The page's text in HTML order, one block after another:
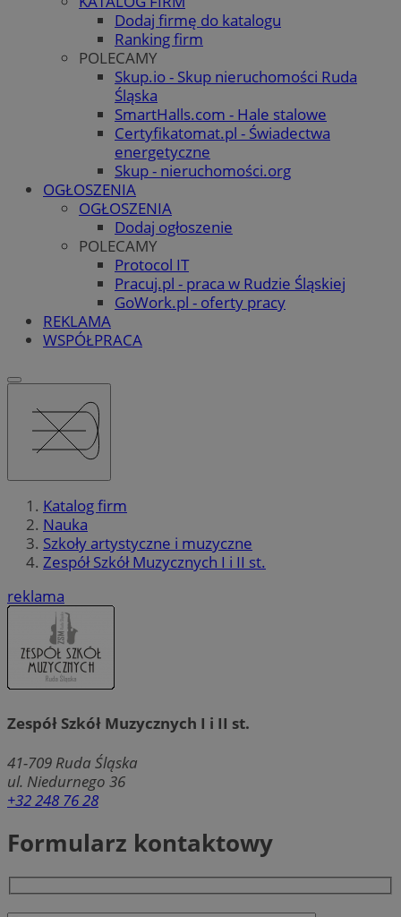
Dodaj firmę do katalogu
Ranking firm
POLECAMY
Skup.io - Skup nieruchomości Ruda
Śląska
SmartHalls.com - Hale stalowe
Certyfikatomat.pl - Świadectwa
energetyczne
Skup - nieruchomości.org
OGŁOSZENIA
OGŁOSZENIA
Dodaj ogłoszenie
POLECAMY
Protocol IT
Pracuj.pl - praca w Rudzie Śląskiej
GoWork.pl - oferty pracy
REKLAMA
WSPÓŁPRACA
Katalog firm
Nauka
Szkoły artystyczne i muzyczne
Zespół Szkół Muzycznych I i II st.
reklama
Zespół Szkół Muzycznych I i II st.
41-709 Ruda Śląska
ul. Niedurnego 36
+32 248 76 28
Formularz kontaktowy